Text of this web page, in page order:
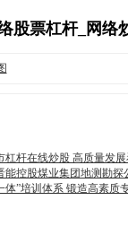
股票杠杆_网络
杠杆在线炒股 高质量发
能控股煤业集团地测勘探
体”培训体系 锻造高素质